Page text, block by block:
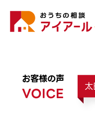
お客様の声
VOICE